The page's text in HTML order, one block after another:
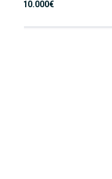
10.000€